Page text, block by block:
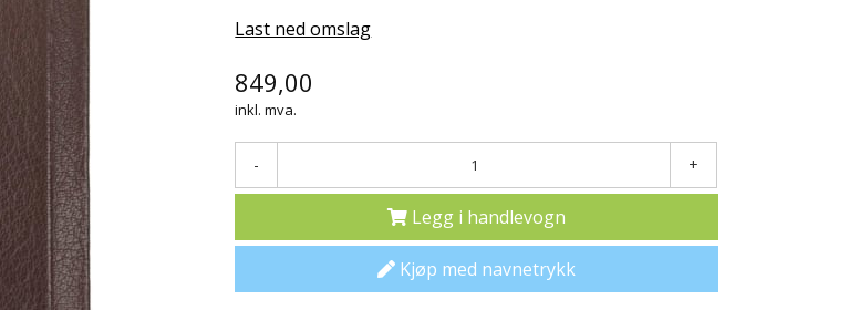
Last ned omslag
849,00
inkl. mva.
- +
Legg i handlevogn
Kjøp med navnetrykk